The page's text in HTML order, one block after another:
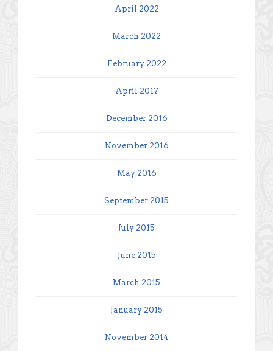
April 2022
March 2022
February 2022
April 2017
December 2016
November 2016
May 2016
September 2015
July 2015
June 2015
March 2015
January 2015
November 2014